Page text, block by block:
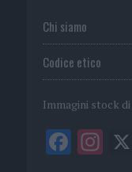
Chi siamo
Codice etico
Immagini stock di